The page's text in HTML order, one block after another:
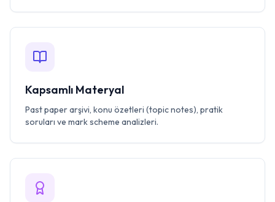
Kapsamlı Materyal
Past paper arşivi, konu özetleri (topic notes), pratik
soruları ve mark scheme analizleri.